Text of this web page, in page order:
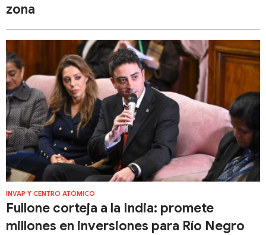
zona
INVAP Y CENTRO ATÓMICO
Fullone corteja a la India: promete
millones en inversiones para Río Negro